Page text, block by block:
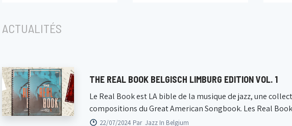
ACTUALITÉS
THE REAL BOOK BELGISCH LIMBURG EDITION VOL. 1
Le Real Book est LA bible de la musique de jazz, une
compositions du Great American Songbook. Les Real
22/07/2024 Par Jazz In Belgium